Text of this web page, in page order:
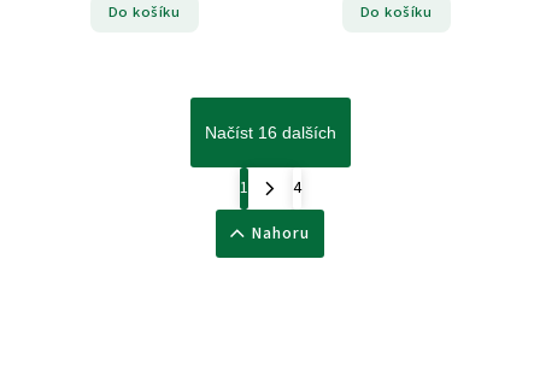
Do košíku Do košíku
Načíst 16 dalších
1
4
Nahoru